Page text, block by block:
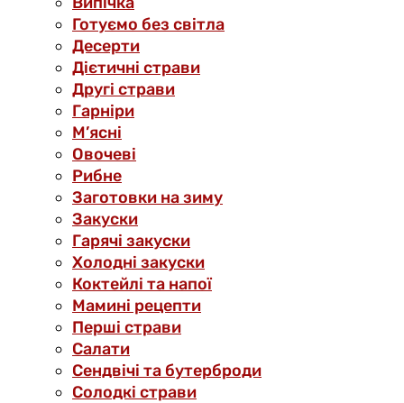
Готуємо без світла
Десерти
Дієтичні страви
Другі страви
Гарніри
М’ясні
Овочеві
Рибне
Заготовки на зиму
Закуски
Гарячі закуски
Холодні закуски
Коктейлі та напої
Мамині рецепти
Перші страви
Салати
Сендвічі та бутерброди
Солодкі страви